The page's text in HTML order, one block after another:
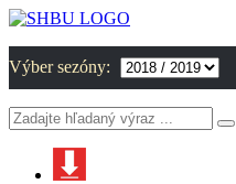
Výber sezóny: